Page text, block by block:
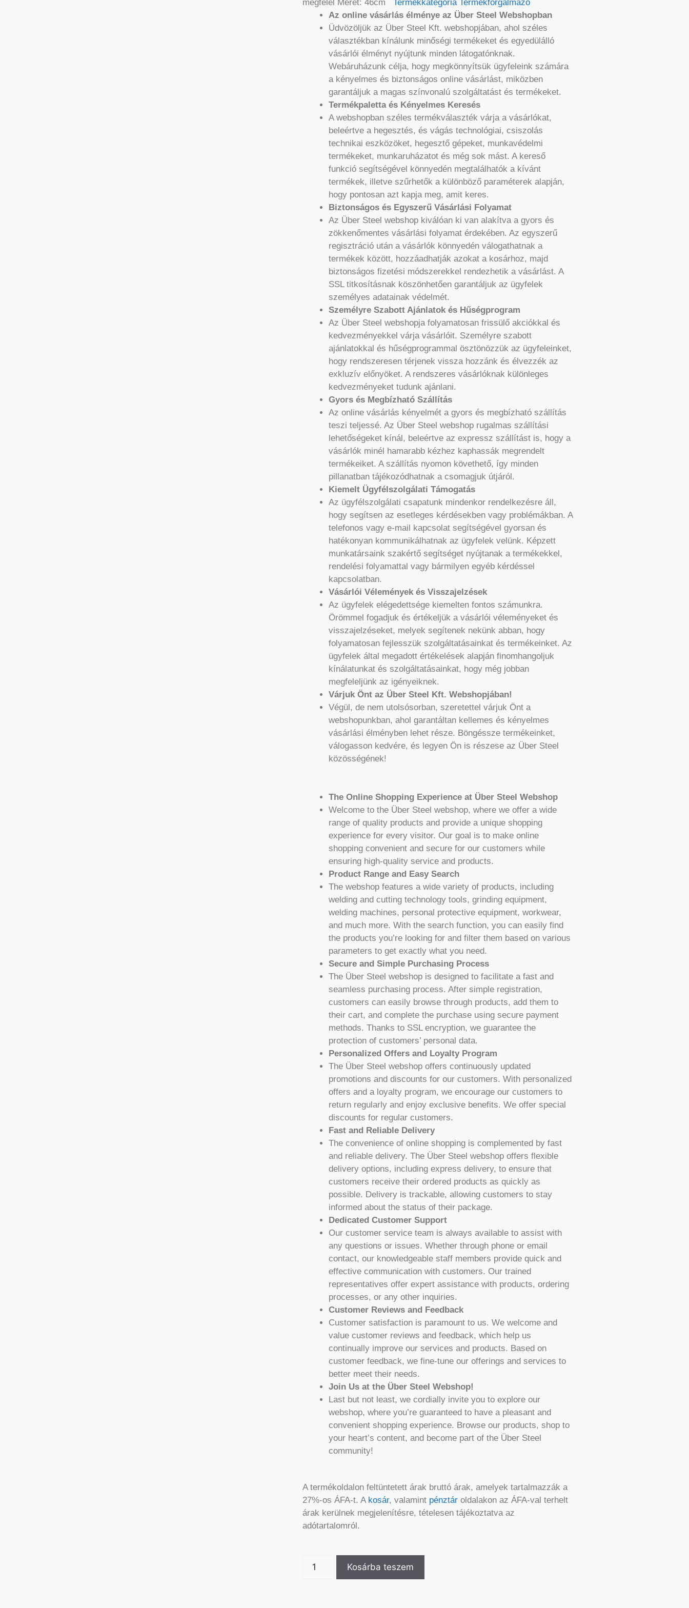
megfelel Méret: 46cm Termékkategória Termékforgalmazó
Az online vásárlás élménye az Über Steel Webshopban
Üdvözöljük az Über Steel Kft. webshopjában, ahol széles
választékban kínálunk minőségi termékeket és egyedülálló
vásárlói élményt nyújtunk minden látogatónknak.
Webáruházunk célja, hogy megkönnyítsük ügyfeleink számára
a kényelmes és biztonságos online vásárlást, miközben
garantáljuk a magas színvonalú szolgáltatást és termékeket.
Termékpaletta és Kényelmes Keresés
A webshopban széles termékválaszték várja a vásárlókat,
beleértve a hegesztés, és vágás technológiai, csiszolás
technikai eszközöket, hegesztő gépeket, munkavédelmi
termékeket, munkaruházatot és még sok mást. A kereső
funkció segítségével könnyedén megtalálhatók a kívánt
termékek, illetve szűrhetők a különböző paraméterek alapján,
hogy pontosan azt kapja meg, amit keres.
Biztonságos és Egyszerű Vásárlási Folyamat
Az Über Steel webshop kiválóan ki van alakítva a gyors és
zökkenőmentes vásárlási folyamat érdekében. Az egyszerű
regisztráció után a vásárlók könnyedén válogathatnak a
termékek között, hozzáadhatják azokat a kosárhoz, majd
biztonságos fizetési módszerekkel rendezhetik a vásárlást. A
SSL titkosításnak köszönhetően garantáljuk az ügyfelek
személyes adatainak védelmét.
Személyre Szabott Ajánlatok és Hűségprogram
Az Über Steel webshopja folyamatosan frissülő akciókkal és
kedvezményekkel várja vásárlóit. Személyre szabott
ajánlatokkal és hűségprogrammal ösztönözzük az ügyfeleinket,
hogy rendszeresen térjenek vissza hozzánk és élvezzék az
exkluzív előnyöket. A rendszeres vásárlóknak különleges
kedvezményeket tudunk ajánlani.
Gyors és Megbízható Szállítás
Az online vásárlás kényelmét a gyors és megbízható szállítás
teszi teljessé. Az Über Steel webshop rugalmas szállítási
lehetőségeket kínál, beleértve az expressz szállítást is, hogy a
vásárlók minél hamarabb kézhez kaphassák megrendelt
termékeiket. A szállítás nyomon követhető, így minden
pillanatban tájékozódhatnak a csomagjuk útjáról.
Kiemelt Ügyfélszolgálati Támogatás
Az ügyfélszolgálati csapatunk mindenkor rendelkezésre áll,
hogy segítsen az esetleges kérdésekben vagy problémákban. A
telefonos vagy e-mail kapcsolat segítségével gyorsan és
hatékonyan kommunikálhatnak az ügyfelek velünk. Képzett
munkatársaink szakértő segítséget nyújtanak a termékekkel,
rendelési folyamattal vagy bármilyen egyéb kérdéssel
kapcsolatban.
Vásárlói Vélemények és Visszajelzések
Az ügyfelek elégedettsége kiemelten fontos számunkra.
Örömmel fogadjuk és értékeljük a vásárlói véleményeket és
visszajelzéseket, melyek segítenek nekünk abban, hogy
folyamatosan fejlesszük szolgáltatásainkat és termékeinket. Az
ügyfelek által megadott értékelések alapján finomhangoljuk
kínálatunkat és szolgáltatásainkat, hogy még jobban
megfeleljünk az igényeiknek.
Várjuk Önt az Über Steel Kft. Webshopjában!
Végül, de nem utolsósorban, szeretettel várjuk Önt a
webshopunkban, ahol garantáltan kellemes és kényelmes
vásárlási élményben lehet része. Böngéssze termékeinket,
válogasson kedvére, és legyen Ön is részese az Über Steel
közösségének!
The Online Shopping Experience at Über Steel Webshop
Welcome to the Über Steel webshop, where we offer a wide
range of quality products and provide a unique shopping
experience for every visitor. Our goal is to make online
shopping convenient and secure for our customers while
ensuring high-quality service and products.
Product Range and Easy Search
The webshop features a wide variety of products, including
welding and cutting technology tools, grinding equipment,
welding machines, personal protective equipment, workwear,
and much more. With the search function, you can easily find
the products you’re looking for and filter them based on various
parameters to get exactly what you need.
Secure and Simple Purchasing Process
The Über Steel webshop is designed to facilitate a fast and
seamless purchasing process. After simple registration,
customers can easily browse through products, add them to
their cart, and complete the purchase using secure payment
methods. Thanks to SSL encryption, we guarantee the
protection of customers’ personal data.
Personalized Offers and Loyalty Program
The Über Steel webshop offers continuously updated
promotions and discounts for our customers. With personalized
offers and a loyalty program, we encourage our customers to
return regularly and enjoy exclusive benefits. We offer special
discounts for regular customers.
Fast and Reliable Delivery
The convenience of online shopping is complemented by fast
and reliable delivery. The Über Steel webshop offers flexible
delivery options, including express delivery, to ensure that
customers receive their ordered products as quickly as
possible. Delivery is trackable, allowing customers to stay
informed about the status of their package.
Dedicated Customer Support
Our customer service team is always available to assist with
any questions or issues. Whether through phone or email
contact, our knowledgeable staff members provide quick and
effective communication with customers. Our trained
representatives offer expert assistance with products, ordering
processes, or any other inquiries.
Customer Reviews and Feedback
Customer satisfaction is paramount to us. We welcome and
value customer reviews and feedback, which help us
continually improve our services and products. Based on
customer feedback, we fine-tune our offerings and services to
better meet their needs.
Join Us at the Über Steel Webshop!
Last but not least, we cordially invite you to explore our
webshop, where you’re guaranteed to have a pleasant and
convenient shopping experience. Browse our products, shop to
your heart’s content, and become part of the Über Steel
community!
A termékoldalon feltüntetett árak bruttó árak, amelyek tartalmazzák a
27%-os ÁFA-t. A kosár, valamint pénztár oldalakon az ÁFA-val terhelt
árak kerülnek megjelenítésre, tételesen tájékoztatva az
adótartalomról.
Kosárba teszem